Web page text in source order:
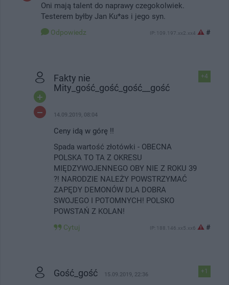
Oni mają talent do naprawy czegokolwiek.
Testerem byłby Jan Ku*as i jego syn.
Odpowiedz IP: 109.197.xx2.xx4 #
+4
Fakty nie
Mity_gość_gość_gość__gość
14.09.2019, 08:04
Ceny idą w górę !!
Spada wartość złotówki - OBECNA
POLSKA TO TA Z OKRESU
MIĘDZYWOJENNEGO OBY NIE Z ROKU 39
?! NARODZIE NALEŻY POWSTRZYMAĆ
ZAPĘDY DEMONÓW DLA DOBRA
SWOJEGO I POTOMNYCH! POLSKO
POWSTAŃ Z KOLAN!
Cytuj IP: 188.146.xx5.xx6 #
+1
Gość_gość 15.09.2019, 22:36